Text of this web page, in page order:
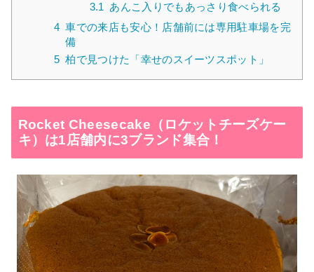
3.1 あんこ入りでもあっさり食べられる
4 車での来店も安心！店舗前には専用駐車場を完
備
5 柏で見つけた「幸せのスイーツスポット」
Rocket Cheesecake（ロケットチーズケー
キ）は1店舗内に3ブランド集合！